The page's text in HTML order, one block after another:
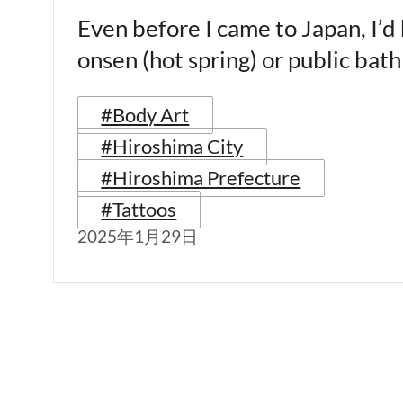
Even before I came to Japan,
onsen (hot spring) or public
#Body Art
#Hiroshima City
#Hiroshima Prefecture
#Tattoos
2025年1月29日